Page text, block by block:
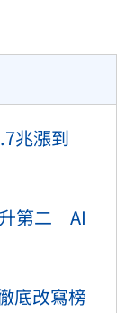
兆漲到
第二 AI
底改寫榜